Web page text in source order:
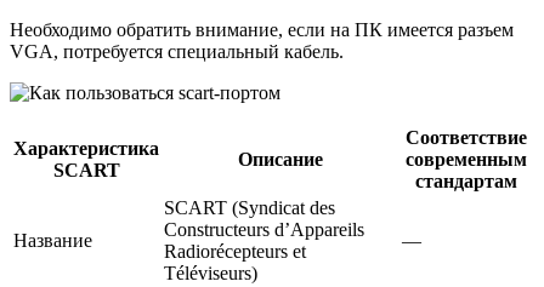
Необходимо обратить внимание, если на ПК имеется разъем
VGA, потребуется специальный кабель.
Характеристика
SCART
Описание
Соответствие
современным
стандартам
Название
SCART (Syndicat des
Constructeurs d’Appareils
Radiorécepteurs et
Téléviseurs)
—